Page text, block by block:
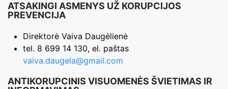
ATSAKINGI ASMENYS UŽ KORUPCIJOS
PREVENCIJA
Direktorė Vaiva Daugėlienė
tel. 8 699 14 130, el. paštas
vaiva.daugela@gmail.com
ANTIKORUPCINIS VISUOMENĖS ŠVIETIMAS IR